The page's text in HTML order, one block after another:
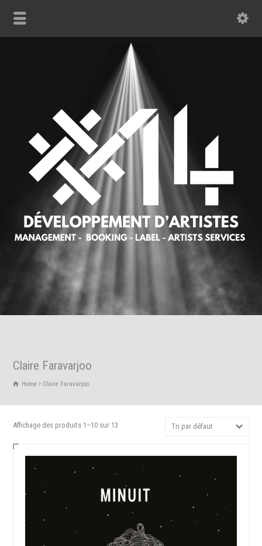
Claire Faravarjoo
Home Claire Faravarjoo
Affichage des produits 1–10 sur 13 Tri par défaut